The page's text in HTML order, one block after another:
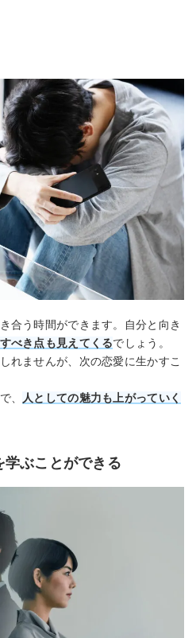
合う時間ができます。自分と向き
べき点も見えてくるでしょう。
れませんが、次の恋愛に生かすこ
、
人としての魅力も上がっていく
学ぶことができる